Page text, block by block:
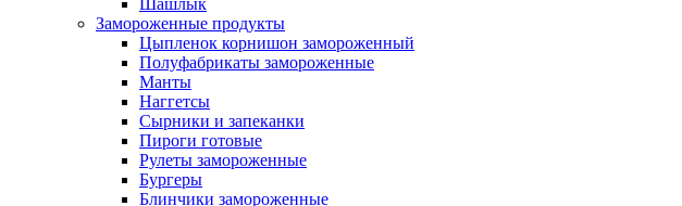
Шашлык
Замороженные продукты
Цыпленок корнишон замороженный
Полуфабрикаты замороженные
Манты
Наггетсы
Сырники и запеканки
Пироги готовые
Рулеты замороженные
Бургеры
Блинчики замороженные